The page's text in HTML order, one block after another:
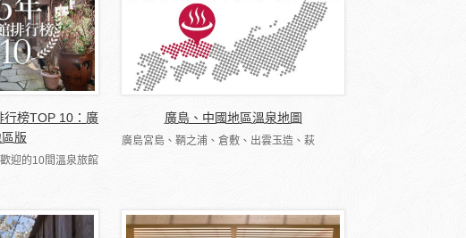
行榜TOP 10：廣
版
迎的10間溫泉旅館
廣島、中國地區溫泉地圖
廣島宮島、鞆之浦、倉敷、出雲玉造、萩